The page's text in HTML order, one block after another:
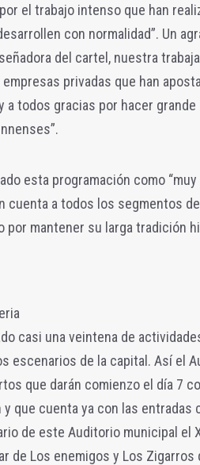
el trabajo intenso que han
con normalidad”. Un
del cartel, nuestra
empresas privadas que han
a todos gracias por hacer
esta programación como
cuenta a todos los segmentos
por mantener su larga tradición
casi una veintena de
escenarios de la capital. Así el
que darán comienzo el día 7
y que cuenta ya con las entradas
de este Auditorio municipal el
de Los enemigos y Los